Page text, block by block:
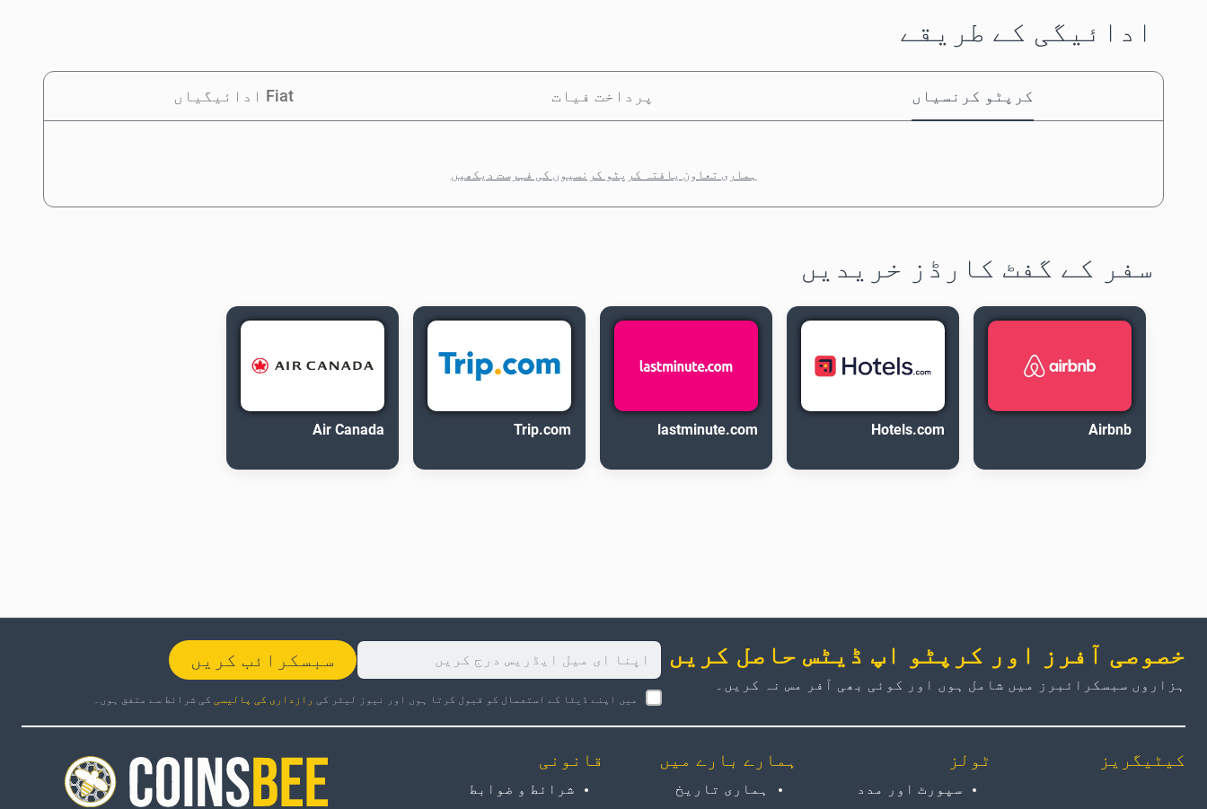
ادائیگی کے طریقے
کرپٹو کرنسیاں پرداخت فیات Fiat ادائیگیاں
ہماری تعاون یافتہ کرپٹو کرنسیوں کی فہرست دیکھیں
سفر کے گفٹ کارڈز خریدیں
Airbnb
Hotels.com
lastminute.com
Trip.com
Air Canada
خصوصی آفرز اور کرپٹو اپ ڈیٹس حاصل کریں
ہزاروں سبسکرائبرز میں شامل ہوں اور کوئی بھی آفر مس نہ کریں۔
سبسکرائب کریں
میں اپنے ڈیٹا کے استعمال کو قبول کرتا ہوں اور نیوز لیٹر کی رازداری کی پالیسیکی شرائط سے متفق ہوں۔
کیٹیگریز ٹولز
سپورٹ اور مدد
ہمارے بارے میں
ہماری تاریخ
قانونی
شرائط و ضوابط